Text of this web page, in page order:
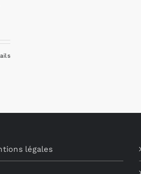
légales